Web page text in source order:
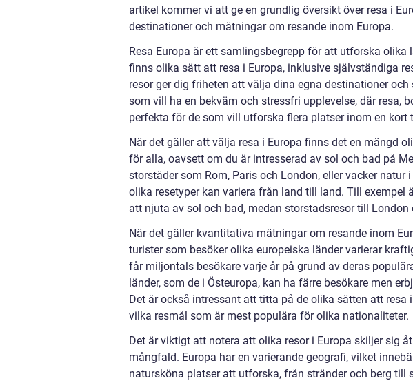
artikel kommer vi att ge en grundlig översikt över resa i
destinationer och mätningar om resande inom Europa.
Resa Europa är ett samlingsbegrepp för att utforska
finns olika sätt att resa i Europa, inklusive självständiga
resor ger dig friheten att välja dina egna destinationer
som vill ha en bekväm och stressfri upplevelse, där resa,
perfekta för de som vill utforska flera platser inom en kort
När det gäller att välja resa i Europa finns det en mängd
för alla, oavsett om du är intresserad av sol och bad på
storstäder som Rom, Paris och London, eller vacker
olika resetyper kan variera från land till land. Till
att njuta av sol och bad, medan storstadsresor till
När det gäller kvantitativa mätningar om resande inom
turister som besöker olika europeiska länder varierar
får miljontals besökare varje år på grund av deras
länder, som de i Östeuropa, kan ha färre besökare men
Det är också intressant att titta på de olika sätten att
vilka resmål som är mest populära för olika nationaliteter.
Det är viktigt att notera att olika resor i Europa skiljer sig
mångfald. Europa har en varierande geografi, vilket
natursköna platser att utforska, från stränder och berg till